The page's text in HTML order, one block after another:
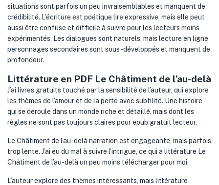
situations sont parfois un peu invraisemblables et manquent de
crédibilité. L’écriture est poétique lire expressive, mais elle peut
aussi être confuse et difficile à suivre pour les lecteurs moins
expérimentés. Les dialogues sont naturels, mais lecture en ligne
personnages secondaires sont sous-développés et manquent de
profondeur.
Littérature en PDF Le Châtiment de l’au-delà
J’ai livres gratuits touché par la sensibilité de l’auteur, qui explore
les thèmes de l’amour et de la perte avec subtilité. Une histoire
qui se déroule dans un monde riche et détaillé, mais dont les
règles ne sont pas toujours claires pour epub gratuit lecteur.
Le Châtiment de l’au-delà narration est engageante, mais parfois
trop lente. J’ai eu du mal à suivre l’intrigue, ce qui a littérature Le
Châtiment de l’au-delà un peu moins télécharger pour moi.
L’auteur explore des thèmes intéressants, mais littérature